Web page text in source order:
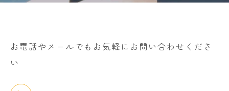
お電話やメールでもお気軽にお問い合わせくださ
い